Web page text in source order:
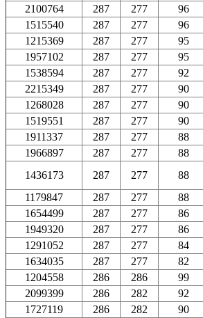
2100764
287 277 96
1515540
287 277 96
1215369
287 277 95
1957102
287 277 95
1538594
287 277 92
2215349
287 277 90
1268028
287 277 90
1519551
287 277 90
1911337
287 277 88
1966897
287 277 88
1436173
287 277 88
1179847
287 277 88
1654499
287 277 86
1949320
287 277 86
1291052
287 277 84
1634035
287 277 82
1204558
286 286 99
2099399
286 282 92
1727119
286 282 90